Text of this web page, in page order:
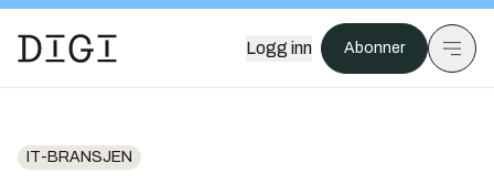
Logg inn Abonner
IT-BRANSJEN